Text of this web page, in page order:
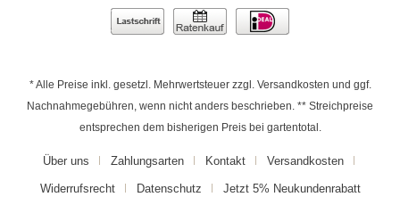
* Alle Preise inkl. gesetzl. Mehrwertsteuer zzgl. Versandkosten und ggf.
Nachnahmegebühren, wenn nicht anders beschrieben. ** Streichpreise
entsprechen dem bisherigen Preis bei gartentotal.
Über uns Zahlungsarten Kontakt Versandkosten
Widerrufsrecht Datenschutz Jetzt 5% Neukundenrabatt